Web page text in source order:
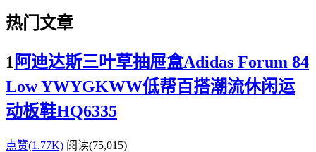
热门文章
1 阿迪达斯三叶草抽屉盒Adidas Forum 84
Low YWYGKWW低帮百搭潮流休闲运
动板鞋HQ6335
点赞(1.77K) 阅读(75,015)